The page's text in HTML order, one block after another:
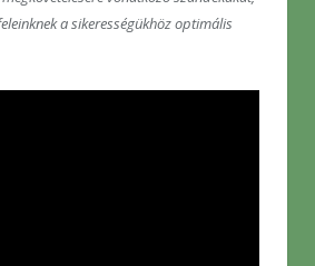
a sikerességükhöz optimális